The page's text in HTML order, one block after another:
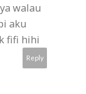
walau
aku
fifi hihi
Reply